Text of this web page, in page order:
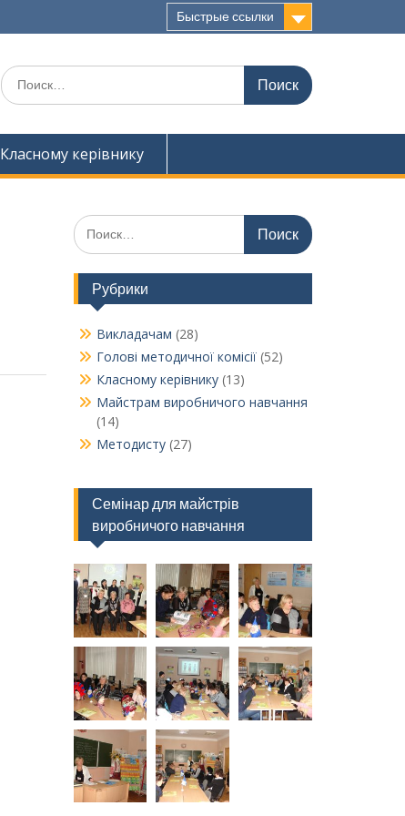
Быстрые ссылки
Поиск
по:
Класному керівнику
Поиск
по:
Рубрики
Викладачам (28)
Голові методичної комісії(52)
Класному керівнику(13)
Майстрам виробничого навчання
(14)
Методисту(27)
Семінар для майстрів
виробничого навчання